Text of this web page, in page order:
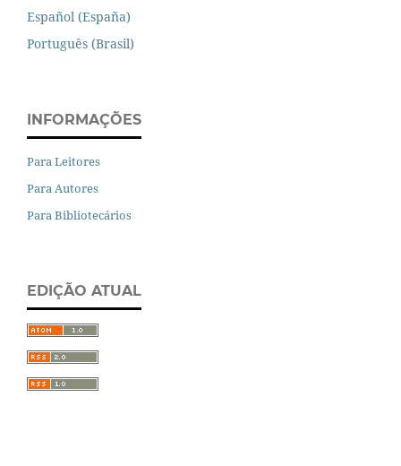
Español (España)
Português (Brasil)
INFORMAÇÕES
Para Leitores
Para Autores
Para Bibliotecários
EDIÇÃO ATUAL